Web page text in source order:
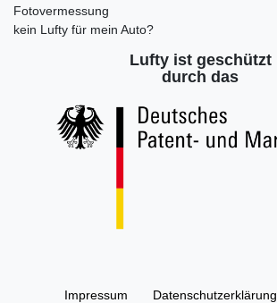
Fotovermessung
kein Lufty für mein Auto?
Lufty ist geschützt
durch das
Impressum Daten­schutz­erklärung